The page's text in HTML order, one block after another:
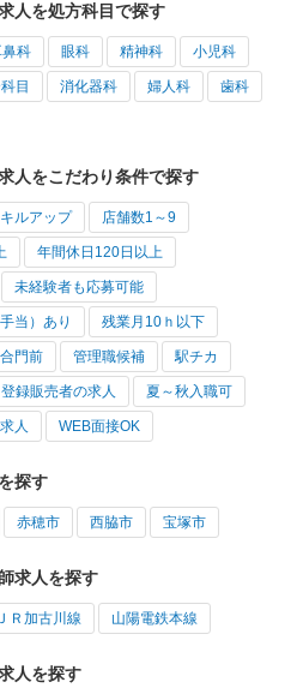
人を処方科目で探す
科 眼科 精神科 小児科
目 消化器科 婦人科 歯科
人をこだわり条件で探す
ルアップ 店舗数1～9
年間休日120日以上
未経験者も応募可能
当）あり 残業月10ｈ以下
門前 管理職候補 駅チカ
登録販売者の求人 夏～秋入職可
人 WEB面接OK
探す
赤穂市 西脇市 宝塚市
求人を探す
ＪＲ加古川線 山陽電鉄本線
人を探す